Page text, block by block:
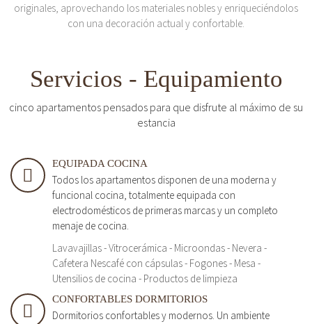
originales, aprovechando los materiales nobles y enriqueciéndolos
con una decoración actual y confortable.
Servicios - Equipamiento
cinco apartamentos pensados para que disfrute al máximo de su
estancia
EQUIPADA COCINA
Todos los apartamentos disponen de una moderna y
funcional cocina, totalmente equipada con
electrodomésticos de primeras marcas y un completo
menaje de cocina.
Lavavajillas - Vitrocerámica - Microondas - Nevera -
Cafetera Nescafé con cápsulas - Fogones - Mesa -
Utensilios de cocina - Productos de limpieza
CONFORTABLES DORMITORIOS
Dormitorios confortables y modernos. Un ambiente